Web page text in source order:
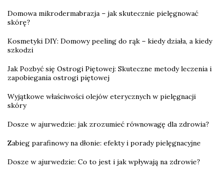
Domowa mikrodermabrazja – jak skutecznie pielęgnować
skórę?
Kosmetyki DIY: Domowy peeling do rąk – kiedy działa, a kiedy
szkodzi
Jak Pozbyć się Ostrogi Piętowej: Skuteczne metody leczenia i
zapobiegania ostrogi piętowej
Wyjątkowe właściwości olejów eterycznych w pielęgnacji
skóry
Dosze w ajurwedzie: jak zrozumieć równowagę dla zdrowia?
Zabieg parafinowy na dłonie: efekty i porady pielęgnacyjne
Dosze w ajurwedzie: Co to jest i jak wpływają na zdrowie?